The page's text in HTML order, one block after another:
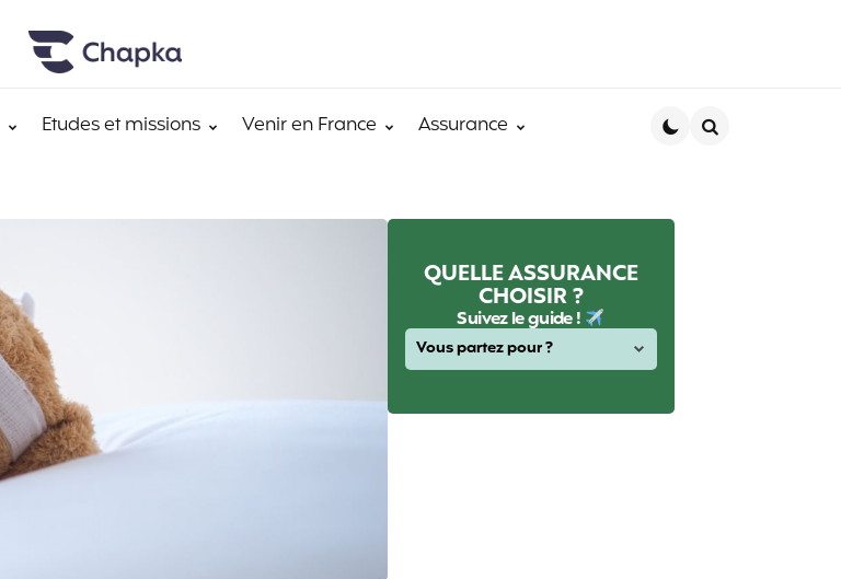
Etudes et missions Venir en France Assurance
QUELLE ASSURANCE
CHOISIR ?
Suivez le guide !